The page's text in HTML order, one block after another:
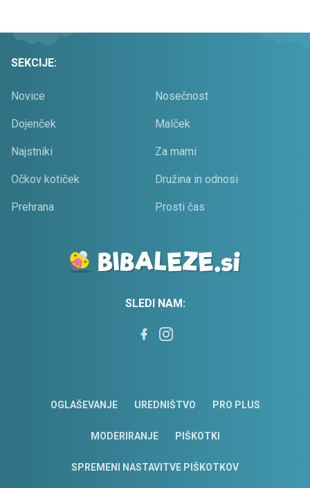
SEKCIJE:
Novice Nosečnost
Dojenček Malček
Najstniki Za mami
Očkov kotiček Družina in odnosi
Prehrana Prosti čas
SLEDI NAM:
OGLAŠEVANJE UREDNIŠTVO PRO PLUS
MODERIRANJE PIŠKOTKI
SPREMENI NASTAVITVE PIŠKOTKOV